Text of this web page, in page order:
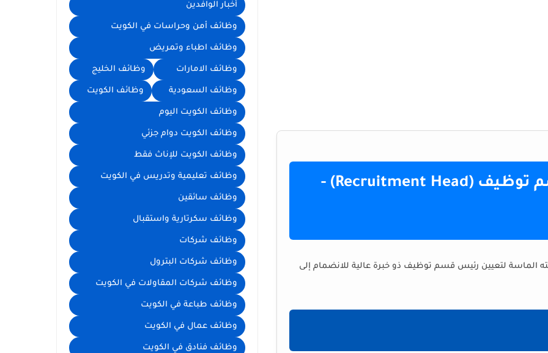
🏥 توظيف فوري: رئيس قسم توظيف (Recruitment Head) -
لتعيين رئيس قسم توظيف ذو خبرة عالية للانضمام إلى
أخبار الوافدين
وظائف أمن وحراسات في الكويت
وظائف اطباء وتمريض
وظائف الامارات وظائف الخليج
وظائف السعودية وظائف الكويت
وظائف الكويت اليوم
وظائف الكويت دوام جزئي
وظائف الكويت للإناث فقط
وظائف تعليمية وتدريس في الكويت
وظائف سائقين
وظائف سكرتارية واستقبال
وظائف شركات
وظائف شركات البترول
وظائف شركات المقاولات في الكويت
وظائف طباعة في الكويت
وظائف عمال في الكويت
وظائف فنادق في الكويت